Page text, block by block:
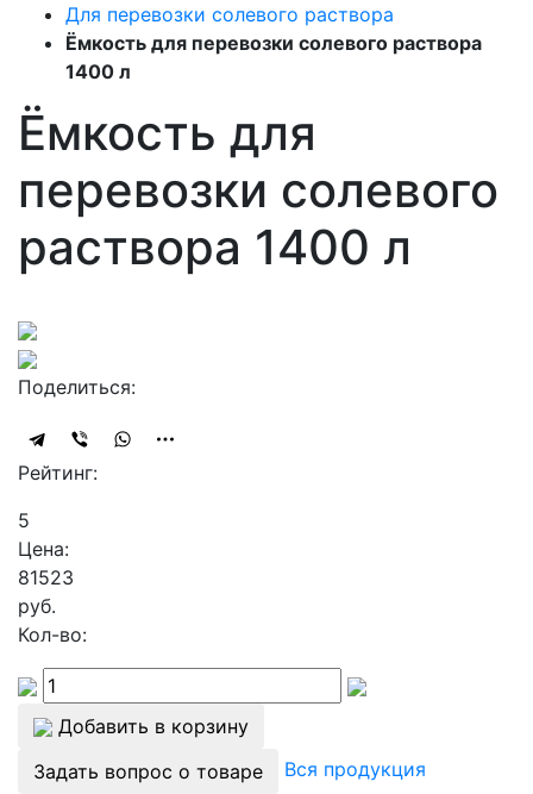
Для перевозки солевого раствора
Ёмкость для перевозки солевого раствора
1400 л
Ёмкость для
перевозки солевого
раствора 1400 л
Поделиться:
Рейтинг:
5
Цена:
81523
руб.
Кол-во:
Добавить в корзину
Задать вопрос о товаре
Вся продукция